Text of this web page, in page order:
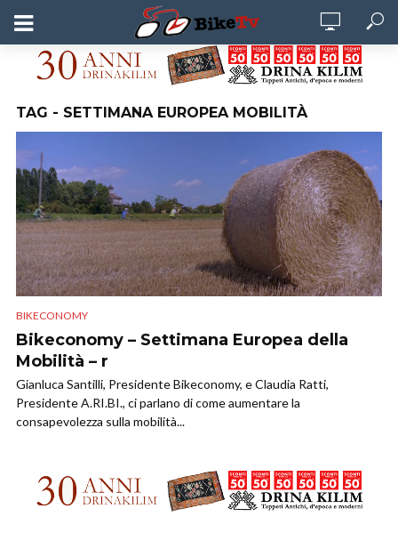
TAG - SETTIMANA EUROPEA MOBILITÀ
BIKECONOMY
Bikeconomy – Settimana Europea della
Mobilità – r
Gianluca Santilli, Presidente Bikeconomy, e Claudia Ratti,
Presidente A.RI.BI., ci parlano di come aumentare la
consapevolezza sulla mobilità...